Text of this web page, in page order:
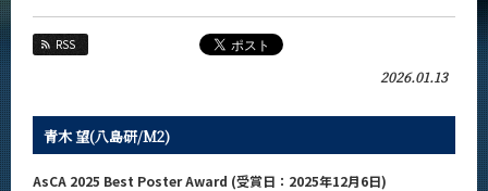
RSS
2026.01.13
青木 望(八島研/M2)
AsCA 2025 Best Poster Award (受賞日：2025年12月6日)
教員・研究室
Faculty and Laboratories
入学案内